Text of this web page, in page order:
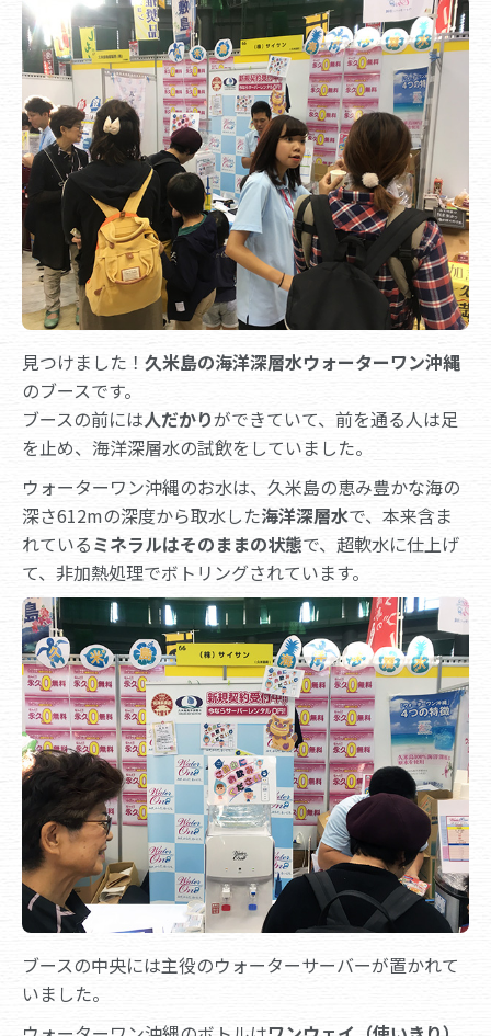
見つけました！ 久米島の海洋深層水ウォーターワン沖縄
のブースです。
ブースの前には人だかりができていて、前を通る人は足
を止め、海洋深層水の試飲をしていました。
ウォーターワン沖縄のお水は、久米島の恵み豊かな海の
深さ612mの深度から取水した海洋深層水で、本来含ま
れているミネラルはそのままの状態で、超軟水に仕上げ
て、非加熱処理でボトリングされています。
ブースの中央には主役のウォーターサーバーが置かれて
いました。